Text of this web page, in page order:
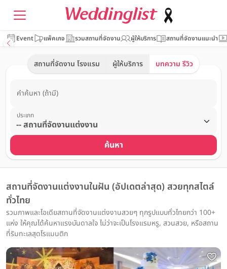
Event แพ็คเกจ รวมสถานที่จัดงาน ผู้ให้บริการ สถานที่จัดงานแนะนำ
สถานที่จัดงาน โรงแรม ผู้ให้บริการ บทความ รีวิว
คำค้นหา (ถ้ามี)
ประเภท
ค้นหา
สถานที่จัดงานแต่งงานในฝัน (อัปเดตล่าสุด) สวยทุกสไตล์
ทั่วไทย
รวมภาพและไอเดียสถานที่จัดงานแต่งงานสวยๆ ทุกรูปแบบทั่วไทยกว่า 100+
แห่ง ให้คุณได้ค้นหาแรงบันดาลใจ ไม่ว่าจะเป็นโรงแรมหรู, สวนสวย, หรือสถาน
ที่ริมทะเลสุดโรแมนติก